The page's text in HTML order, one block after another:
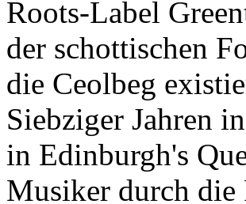
Roots-Label
der schottischen
die Ceolbeg
Siebziger Jahren
in Edinburgh's
Musiker durch die